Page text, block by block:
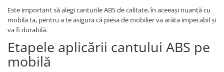
Este important să alegi canturile ABS de calitate, în aceeași nuanță cu
mobila ta, pentru a te asigura că piesa de mobilier va arăta impecabil și
va fi durabilă.
Etapele aplicării cantului ABS pe
mobilă